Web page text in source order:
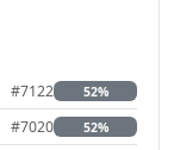
#7122 52%
#7020 52%